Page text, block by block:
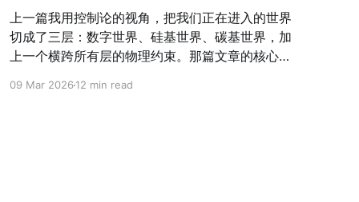
上一篇我用控制论的视角，把我们正在进入的世界
切成了三层：数字世界、硅基世界、碳基世界，加
上一个横跨所有层的物理约束。那篇文章的核心问
09 Mar 202612 min read